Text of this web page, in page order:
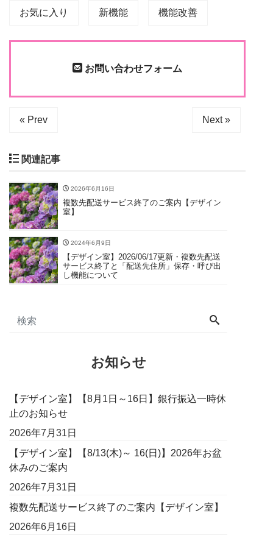
お気に入り 新機能 機能改善
お問い合わせフォーム
« Prev Next »
関連記事
2026年6月16日
複数先配送サービス終了のご案内【デザイン
室】
2024年6月9日
【デザイン室】2026/06/17更新・複数先配送
サービス終了と「配送先住所」保存・呼び出
し機能について
お知らせ
【デザイン室】【8月1日～16日】銀行振込一時休
止のお知らせ
2026年7月31日
【デザイン室】【8/13(木)～ 16(日)】2026年お盆
休みのご案内
2026年7月31日
複数先配送サービス終了のご案内【デザイン室】
2026年6月16日